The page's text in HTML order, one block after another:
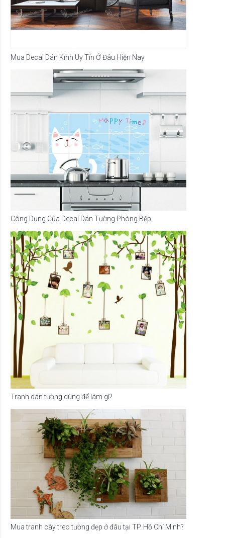
Mua Decal Dán Kính Uy Tín Ở Đâu Hiện Nay
Công Dụng Của Decal Dán Tường Phòng Bếp
Tranh dán tường dùng để làm gì?
Mua tranh cây treo tường đẹp ở đâu tại TP. Hồ Chí Minh?